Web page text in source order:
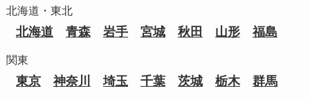
北海道・東北
北海道 青森 岩手 宮城 秋田 山形 福島
関東
東京 神奈川 埼玉 千葉 茨城 栃木 群馬